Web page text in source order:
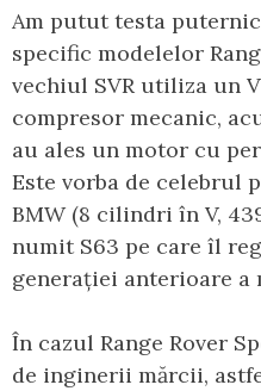
Am putut testa
specific modelelor
vechiul SVR utiliza un
compresor mecanic,
au ales un motor cu
Este vorba de celebrul
BMW (8 cilindri în V,
numit S63 pe care îl
generației anterioare a
În cazul Range Rover
de inginerii mărcii,